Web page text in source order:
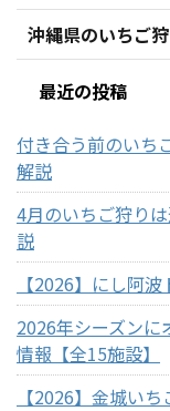
沖縄県のいちご
最近の投稿
付き合う前のいち
解説
4月のいちご狩り
説
【2026】にし阿
2026年シーズンに
情報【全15施設】
【2026】金城い